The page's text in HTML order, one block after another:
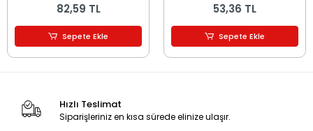
82,59 TL
Sepete Ekle
53,36 TL
Sepete Ekle
Hızlı Teslimat
Siparişleriniz en kısa sürede elinize ulaşır.